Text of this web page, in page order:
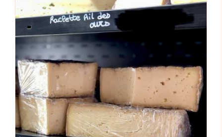
AJOUTER AU PANIER
DÉTAILS